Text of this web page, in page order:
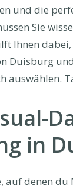
und die
Sie
Ihnen
Duisburg
in
auf denen